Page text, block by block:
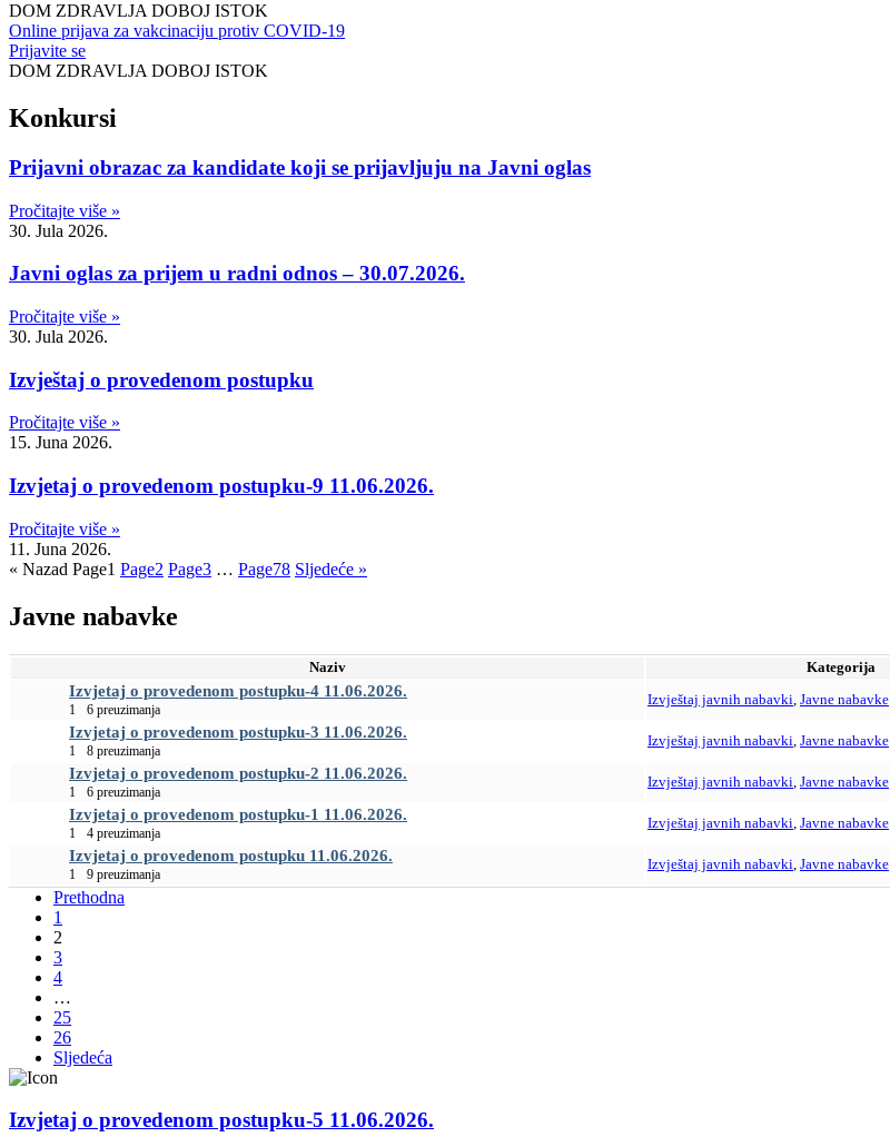
DOM ZDRAVLJA DOBOJ ISTOK
Online prijava za vakcinaciju protiv COVID-19
Prijavite se
DOM ZDRAVLJA DOBOJ ISTOK
Konkursi
Prijavni obrazac za kandidate koji se prijavljuju na Javni oglas
Pročitajte više »
30. Jula 2026.
Javni oglas za prijem u radni odnos – 30.07.2026.
Pročitajte više »
30. Jula 2026.
Izvještaj o provedenom postupku
Pročitajte više »
15. Juna 2026.
Izvjetaj o provedenom postupku-9 11.06.2026.
Pročitajte više »
11. Juna 2026.
« Nazad Page1 Page2 Page3 … Page78 Sljedeće »
Javne nabavke
Naziv Kategorija
Izvjetaj o provedenom postupku-4 11.06.2026.
1 6 preuzimanja
Izvještaj javnih nabavki Javne nabavke
Izvjetaj o provedenom postupku-3 11.06.2026.
1 8 preuzimanja
Izvještaj javnih nabavki Javne nabavke
Izvjetaj o provedenom postupku-2 11.06.2026.
1 6 preuzimanja
Izvještaj javnih nabavki Javne nabavke
Izvjetaj o provedenom postupku-1 11.06.2026.
1 4 preuzimanja
Izvještaj javnih nabavki Javne nabavke
Izvjetaj o provedenom postupku 11.06.2026.
1 9 preuzimanja
Izvještaj javnih nabavki Javne nabavke
Prethodna
1
2
3
4
…
25
26
Sljedeća
Izvjetaj o provedenom postupku-5 11.06.2026.